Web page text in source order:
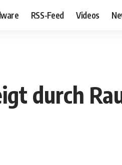
RSS-Feed Videos
durch